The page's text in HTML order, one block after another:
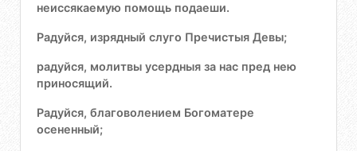
неиссякаемую помощь подаеши.
Радуйся, изрядный слуго Пречистыя Девы;
радуйся, молитвы усердныя за нас пред нею
приносящий.
Радуйся, благоволением Богоматере
осененный;